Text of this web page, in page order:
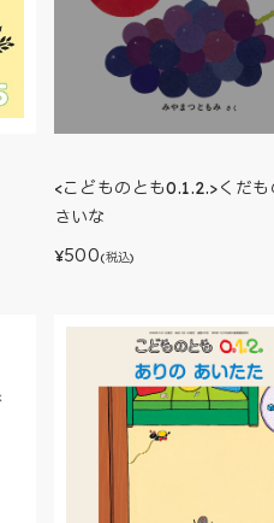
<こどものとも0.1.2.>くだ
さいな
¥500(税込)